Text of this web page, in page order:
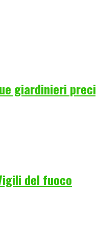
giardinieri
del fuoco